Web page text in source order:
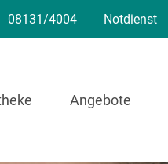
08131/4004 Notdienst
Angebote